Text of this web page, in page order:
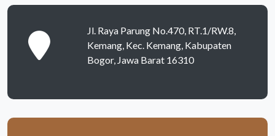
Jl. Raya Parung No.470, RT.1/RW.8,
Kemang, Kec. Kemang, Kabupaten
Bogor, Jawa Barat 16310